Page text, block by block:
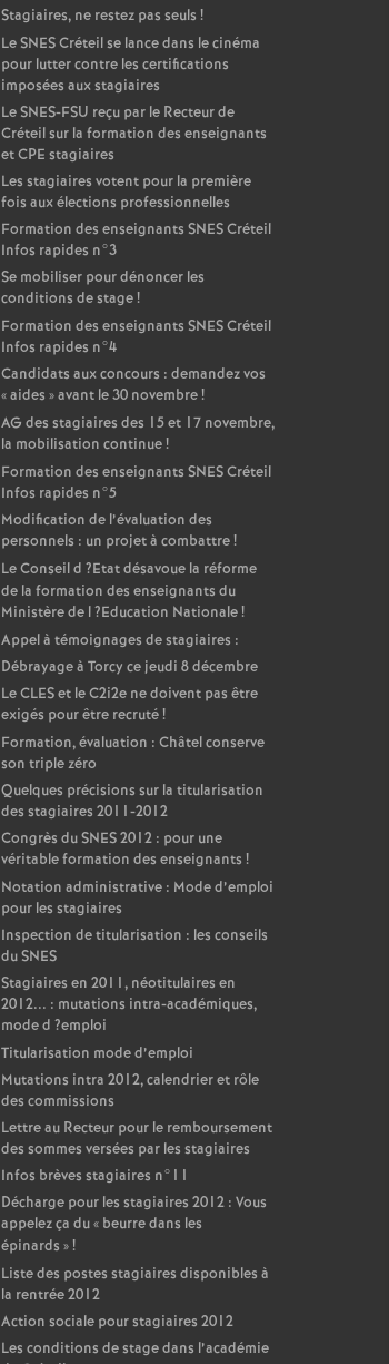
Stagiaires, ne restez pas seuls !
LeSNESCréteil se lance dans le cinéma
pour lutter contre les certifications
imposées aux stagiaires
LeSNES-FSU reçu par le Recteur de
Créteil sur la formation des enseignants
etCPE stagiaires
Les stagiaires votent pour la première
fois aux élections professionnelles
Formation des enseignants SNESCréteil
Infos rapides n°3
Se mobiliser pour dénoncer les
conditions de stage!
Formation des enseignants SNESCréteil
Infos rapides n°4
Candidats aux concours : demandez vos
«aides » avant le 30 novembre!
AG des stagiaires des 15 et 17 novembre,
la mobilisation continue!
Formation des enseignants SNESCréteil
Infos rapides n°5
Modification de l’évaluation des
personnels : un projet à combattre!
Le Conseil d ?Etat désavoue la réforme
de la formation des enseignants du
Ministère de l?Education Nationale!
Appel à témoignages de stagiaires :
Débrayage à Torcy ce jeudi 8 décembre
LeCLESet le C2i2e ne doivent pas être
exigés pour être recruté!
Formation, évaluation : Châtel conserve
son triple zéro
Quelques précisions sur la titularisation
des stagiaires 2011-2012
Congrès duSNES2012 : pour une
véritable formation des enseignants !
Notation administrative : Mode d’emploi
pour les stagiaires
Inspection de titularisation : les conseils
duSNES
Stagiaires en 2011, néotitulaires en
2012... : mutations intra-académiques,
mode d ?emploi
Titularisation mode d’emploi
Mutations intra 2012, calendrier et rôle
des commissions
Lettre au Recteur pour le remboursement
des sommes versées par les stagiaires
Infos brèves stagiaires n°11
Décharge pour les stagiaires 2012 : Vous
appelez ça du « beurre dans les
épinards »!
Liste des postes stagiaires disponibles à
la rentrée 2012
Action sociale pour stagiaires 2012
Les conditions de stage dans l’académie